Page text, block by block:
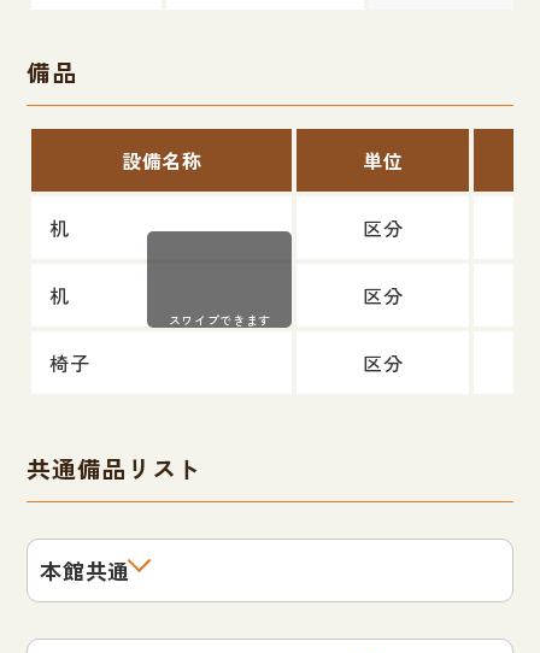
備品
設備名称 単位
机 区分
机 区分
椅子 区分
スワイプできます
共通備品リスト
本館共通